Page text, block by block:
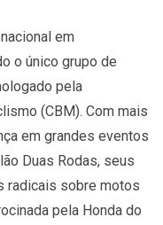
em
o único grupo de
pela
(CBM). Com mais
em grandes eventos
Duas Rodas, seus
radicais sobre motos
pela Honda do